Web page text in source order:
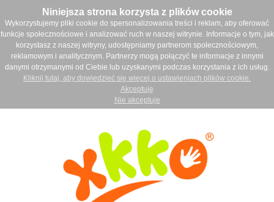
Niniejsza strona korzysta z plików cookie
Wykorzystujemy pliki cookie do spersonalizowania treści i reklam, aby oferować
funkcje społecznościowe i analizować ruch w naszej witrynie. Informacje o tym, jak
korzystasz z naszej witryny, udostępniamy partnerom społecznościowym,
reklamowym i analitycznym. Partnerzy mogą połączyć te informacje z innymi
danymi otrzymanymi od Ciebie lub uzyskanymi podczas korzystania z ich usług.
Kliknij tutaj, aby dowiedzieć się więcej o ustawieniach plików cookie.
Akceptuję
Nie akceptuje